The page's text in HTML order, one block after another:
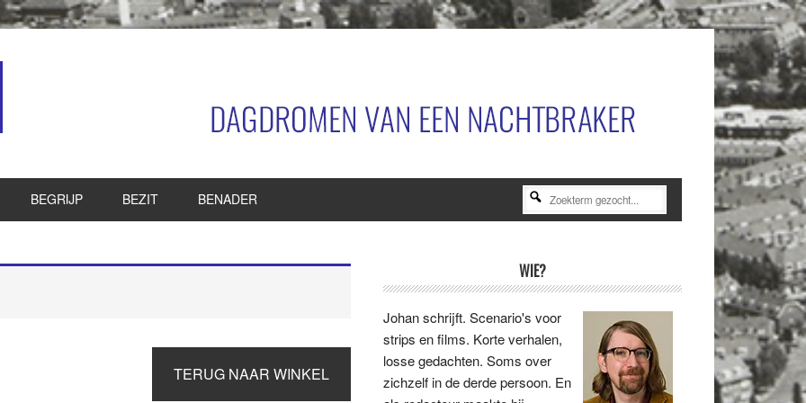
BEGRIJP BEZIT BENADER Zoekterm
gezocht...
TERUG NAAR WINKEL
Sidebar
WIE?
Johan schrijft. Scenario's voor
strips en films. Korte verhalen,
losse gedachten. Soms over
zichzelf in de derde persoon. En